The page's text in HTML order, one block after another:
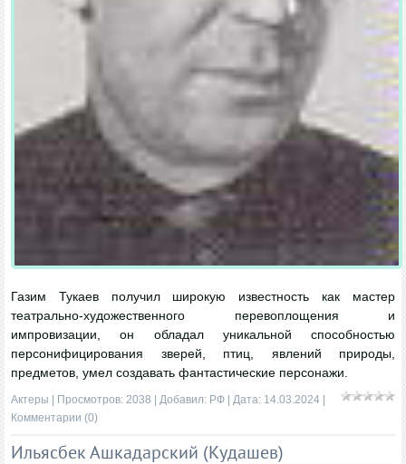
Газим Тукаев получил широкую известность как мастер
театрально-художественного перевоплощения и
импровизации, он обладал уникальной способностью
персонифицирования зверей, птиц, явлений природы,
предметов, умел создавать фантастические персонажи.
Актеры | Просмотров: 2038 | Добавил: РФ | Дата: 14.03.2024
Комментарии (0)
Ильясбек Ашкадарский (Кудашев)